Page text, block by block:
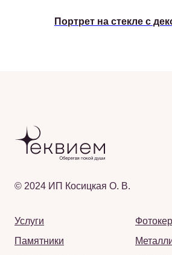
Портрет на стекле с
© 2024 ИП Косицкая О. В.
Услуги
Памятники